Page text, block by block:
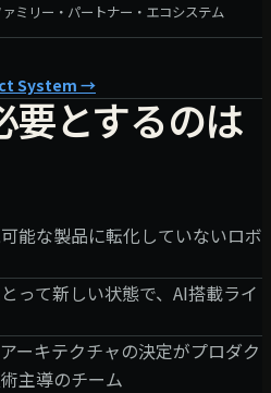
ミリー・パートナー・エコシステム
System →
要とするのは
能な製品に転化していないロボ
って新しい状態で、AI搭載ライ
ーキテクチャの決定がプロダク
主導のチーム